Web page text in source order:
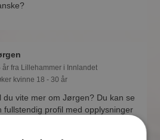
år fra Lillehammer i Innlandet
kvinne 18 - 30 år
du vite mer om Jørgen? Du kan se
fullstendig profil med opplysninger